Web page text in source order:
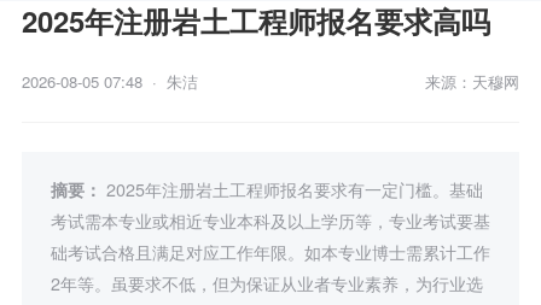
获取验证码
2025年注册岩土工程师报名要求高吗
2026-08-05 07:48 · 朱洁 来源：天穆网
摘要： 2025年注册岩土工程师报名要求有一定门槛。基础
考试需本专业或相近专业本科及以上学历等，专业考试要基
础考试合格且满足对应工作年限。如本专业博士需累计工作
2年等。虽要求不低，但为保证从业者专业素养，为行业选